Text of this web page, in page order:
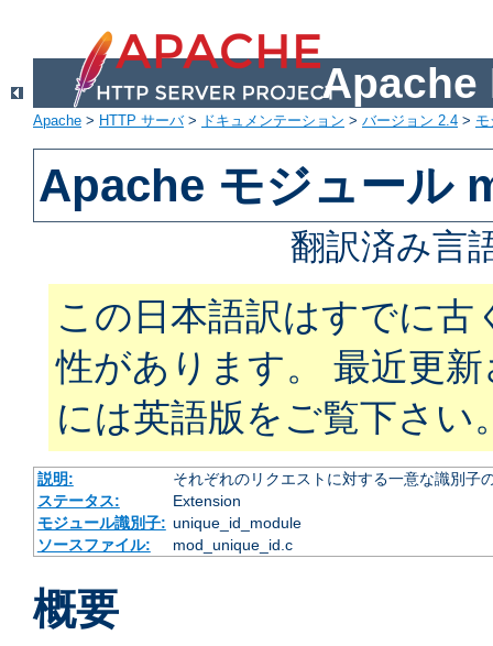
Apache
Apache > HTTP サーバ> ドキュメンテーション > バージョン 2.4 >
Apache モジュール
翻訳済み言
この日本語訳はすでに古
性があります。 最近更
には英語版をご覧下さい
説明:
それぞれのリクエストに対する一意な識別子
ステータス:
Extension
モジュール識別子: unique_id_module
ソースファイル:
mod_unique_id.c
概要